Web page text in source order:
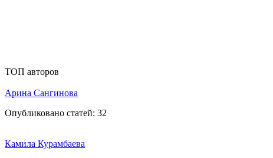
ТОП авторов
Арина Сангинова
Опубликовано статей: 32
Камила Курамбаева